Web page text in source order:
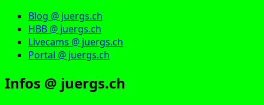
Blog @ juergs.ch
HBB @ juergs.ch
Livecams @ juergs.ch
Portal @ juergs.ch
Infos @ juergs.ch